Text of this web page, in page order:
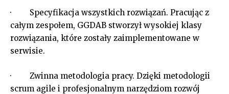
· Specyfikacja wszystkich rozwiązań. Pracując z
całym zespołem, GGDAB stworzył wysokiej klasy
rozwiązania, które zostały zaimplementowane w
serwisie.
· Zwinna metodologia pracy. Dzięki metodologii
scrum agile i profesjonalnym narzędziom rozwój